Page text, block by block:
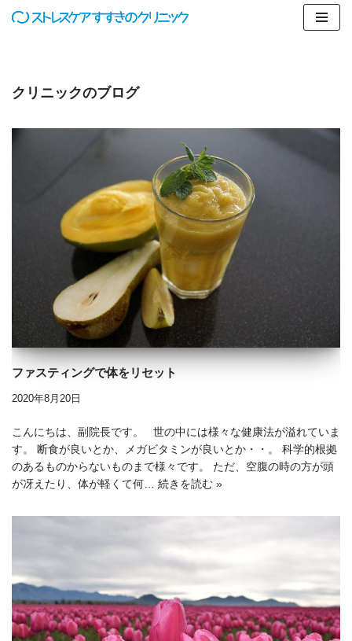
ン
へ
クリニックのブログ
ファスティングで体をリセット
2020年8月20日
こんにちは、副院長です。 世の中には様々な健康法が溢れていま
す。 断食が良いとか、メガビタミンが良いとか・・。 科学的根拠
のあるものからないものまで様々です。 ただ、空腹の時の方が頭
が冴えたり、体が軽くて何… 続きを読む »